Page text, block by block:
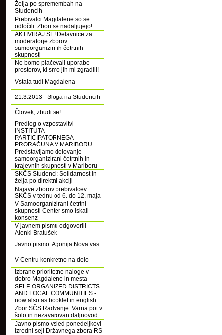
Želja po spremembah na
Studencih
Prebivalci Magdalene so se
odločili: Zbori se nadaljujejo!
AKTIVIRAJ SE! Delavnice za
moderatorje zborov
samoorganizirnih četrtnih
skupnosti
Ne bomo plačevali uporabe
prostorov, ki smo jih mi zgradili!
Vstala tudi Magdalena
21.3.2013 - Sloga na Studencih
Človek, zbudi se!
Predlog o vzpostavitvi
INSTITUTA
PARTICIPATORNEGA
PRORAČUNA V MARIBORU
Predstavljamo delovanje
samoorganizirani četrtnih in
krajevnih skupnosti v Mariboru
SKČS Studenci: Solidarnost in
želja po direktni akciji
Najave zborov prebivalcev
SKČS v tednu od 6. do 12. maja
V Samoorganizirani četrtni
skupnosti Center smo iskali
konsenz
V javnem pismu odgovorili
Alenki Bratušek
Javno pismo: Agonija Nova vas
V Centru konkretno na delo
Izbrane prioritetne naloge v
dobro Magdalene in mesta
SELF-ORGANIZED DISTRICTS
AND LOCAL COMMUNITIES -
now also as booklet in english
Zbor SČS Radvanje: Varna pot v
šolo in nezavarovan daljnovod
Javno pismo vsled ponedeljkovi
izredni seji Državnega zbora RS